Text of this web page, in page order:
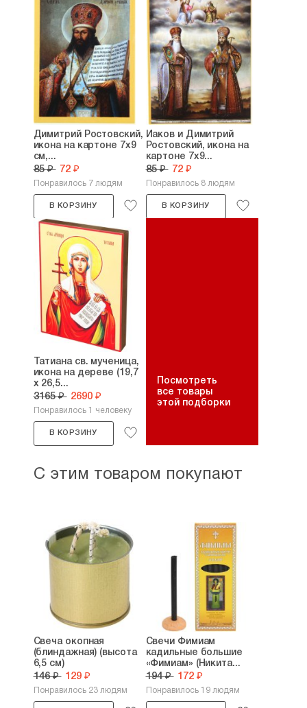
Димитрий Ростовский,
икона на картоне 7х9
см,...
85 ₽ 72 ₽
Понравилось 7 людям
В КОРЗИНУ
Иаков и Димитрий
Ростовский, икона на
картоне 7х9...
85 ₽ 72 ₽
Понравилось 8 людям
В КОРЗИНУ
Татиана св. мученица,
икона на дереве (19,7
х 26,5...
3165 ₽ 2690 ₽
Понравилось 1 человеку
В КОРЗИНУ
Посмотреть
все товары
этой подборки
С этим товаром покупают
Свеча окопная
(блиндажная) (высота
6,5 см)
146 ₽ 129 ₽
Понравилось 23 людям
Свечи Фимиам
кадильные большие
«Фимиам» (Никита...
194 ₽ 172 ₽
Понравилось 19 людям